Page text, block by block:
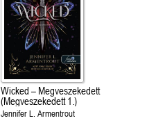
Wicked – Megveszekedett
(Megveszekedett 1.)
Jennifer L. Armentrout